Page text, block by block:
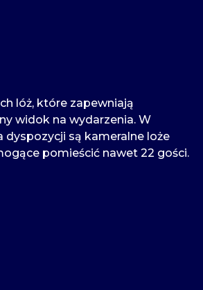
lóż, które zapewniają
widok na wydarzenia. W
są kameralne loże
pomieścić nawet 22 gości.